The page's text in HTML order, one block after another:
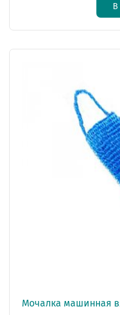
В
Мочалка машинная